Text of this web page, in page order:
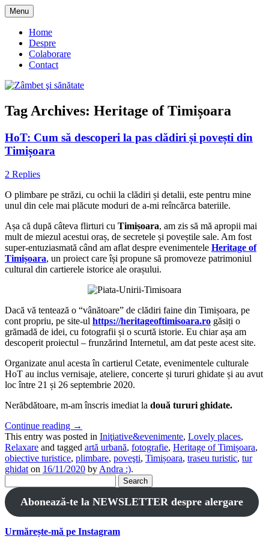
Skip
to
content
Zâmbet şi sănătate
Menu
Home
Despre
Colaborare
Contact
Tag Archives: Heritage of Timișoara
HoT: Cum să descoperi la pas clădiri și povești din
Timișoara
2 Replies
O plimbare pe străzi, cu ochii la clădiri și detalii, este pentru mine
unul din cele mai plăcute moduri de a-mi reîncărca bateriile.
Așa că după câteva flirturi cu Timișoara, am zis să mă apropii mai
mult de miezul acestui oraș, de secretele și poveștile sale. Am fost
super-entuziasmată când am aflat despre evenimentele Heritage of
Timișoara, un proiect care își propune să promoveze patrimoniul
cultural din cartierele istorice ale orașului.
Dacă vă tentează o “vânătoare” de clădiri faine din Timișoara, pe
cont propriu, pe site-ul https://heritageoftimisoara.ro găsiți o
grămadă de idei, cu fotografii și o scurtă istorie. Eu chiar așa am
descoperit proiectul – frunzărind Internetul, am dat peste acest site.
Organizate anul acesta în cartierul Cetate, evenimentele culturale
HoT au inclus vernisaje, ateliere, concerte și tururi ghidate și au avut
loc între 21 și 26 septembrie 2020.
Nerăbdătoare, m-am înscris imediat la două tururi ghidate.
Continue reading →
This entry was posted in Iniţiative&evenimente, Lovely places,
Relaxare and tagged artă urbană, fotografie, Heritage of Timișoara,
obiective turistice, plimbare, poveşti, Timișoara, traseu turistic, tur
ghidat on 16/11/2020 by Andra :).
for:
Abonează-te la NEWSLETTER despre alergare
Urmărește-mă pe Instagram